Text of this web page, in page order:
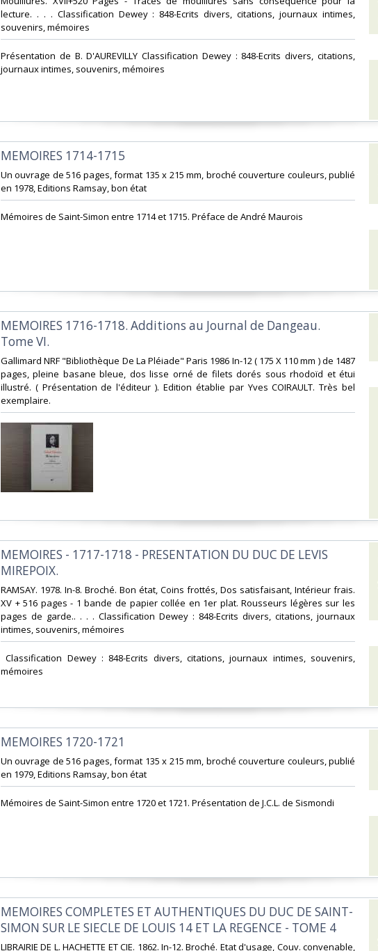
lecture. . . . Classification Dewey : 848-Ecrits divers, citations, journaux intimes,
souvenirs, mémoires‎
‎Présentation de B. D'AUREVILLY Classification Dewey : 848-Ecrits divers, citations,
journaux intimes, souvenirs, mémoires‎
‎MEMOIRES 1714-1715‎
‎Un ouvrage de 516 pages, format 135 x 215 mm, broché couverture couleurs, publié
en 1978, Editions Ramsay, bon état‎
‎Mémoires de Saint-Simon entre 1714 et 1715. Préface de André Maurois‎
‎MEMOIRES 1716-1718. Additions au Journal de Dangeau.
Tome VI.‎
‎Gallimard NRF "Bibliothèque De La Pléiade" Paris 1986 In-12 ( 175 X 110 mm ) de 1487
pages, pleine basane bleue, dos lisse orné de filets dorés sous rhodoïd et étui
illustré. ( Présentation de l'éditeur ). Edition établie par Yves COIRAULT. Très bel
exemplaire.‎
‎MEMOIRES - 1717-1718 - PRESENTATION DU DUC DE LEVIS
MIREPOIX.‎
‎RAMSAY. 1978. In-8. Broché. Bon état, Coins frottés, Dos satisfaisant, Intérieur frais.
XV + 516 pages - 1 bande de papier collée en 1er plat. Rousseurs légères sur les
pages de garde.. . . . Classification Dewey : 848-Ecrits divers, citations, journaux
intimes, souvenirs, mémoires‎
‎ Classification Dewey : 848-Ecrits divers, citations, journaux intimes, souvenirs,
mémoires‎
‎MEMOIRES 1720-1721‎
‎Un ouvrage de 516 pages, format 135 x 215 mm, broché couverture couleurs, publié
en 1979, Editions Ramsay, bon état‎
‎Mémoires de Saint-Simon entre 1720 et 1721. Présentation de J.C.L. de Sismondi‎
‎MEMOIRES COMPLETES ET AUTHENTIQUES DU DUC DE SAINT-
SIMON SUR LE SIECLE DE LOUIS 14 ET LA REGENCE - TOME 4‎
‎LIBRAIRIE DE L. HACHETTE ET CIE. 1862. In-12. Broché. Etat d'usage, Couv. convenable,